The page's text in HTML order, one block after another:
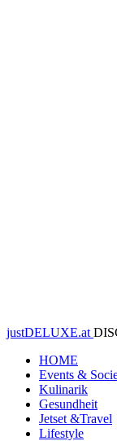
justDELUXE.at
HOME
Events &
Kulinarik
Gesundheit
Jetset &Travel
Lifestyle